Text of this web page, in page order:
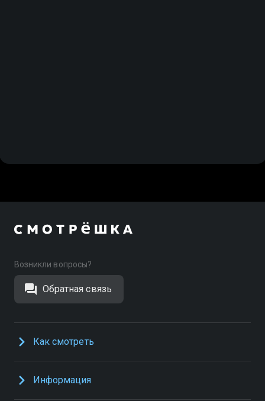
Возникли вопросы?
Обратная связь
Как смотреть
Информация